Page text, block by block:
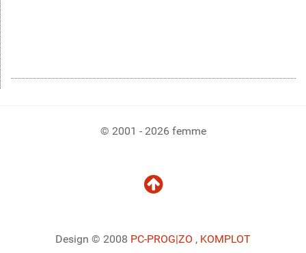
© 2001 - 2026 femme
Design © 2008 PC-PROG|ZO , KOMPLOT